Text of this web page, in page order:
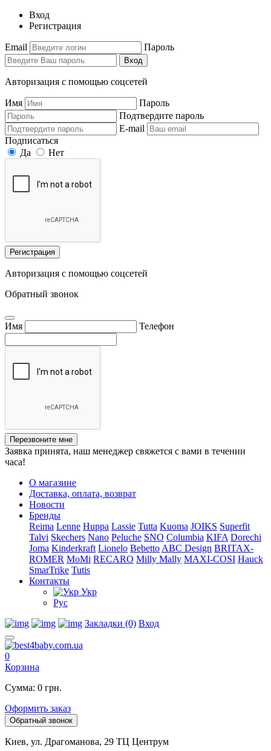
Вход
Регистрация
Email Пароль
Вход
Авторизация с помощью соцсетей
Имя
Пароль
Подтвердите пароль
E-mail
Подписаться
Да
Нет
Регистрация
Авторизация с помощью соцсетей
Обратный звонок
Имя Телефон
Перезвоните мне
Заявка принята, наш менеджер свяжется с вами в течении
часа!
О магазине
Доставка, оплата, возврат
Новости
Бренды
Reima Lenne Huppa Lassie Tutta Kuoma JOIKS Superfit
Talvi Skechers Nano Peluche SNO Columbia KIFA Dorechi
Joma Kinderkraft Lionelo Bebetto ABC Design BRITAX-
ROMER MoMi RECARO Milly Mally MAXI-COSI Hauck
SmarTrike Tutis
Контакты
Укр
Рус
Закладки (0) Вход
0
Корзина
Сумма: 0 грн.
Оформить заказ
Обратный звонок
Киев, ул. Драгоманова, 29 ТЦ Центрум